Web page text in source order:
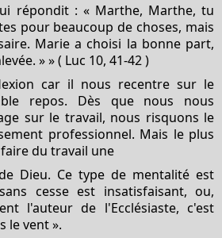
répondit : « Marthe, Marthe, tu
pour beaucoup de choses, mais
Marie a choisi la bonne part,
» » ( Luc 10, 41-42)
car il nous recentre sur le
repos. Dès que nous nous
sur le travail, nous risquons le
professionnel. Mais le plus
du travail une
Dieu. Ce type de mentalité est
cesse est insatisfaisant, ou,
l'auteur de l'Ecclésiaste, c'est
le vent ».